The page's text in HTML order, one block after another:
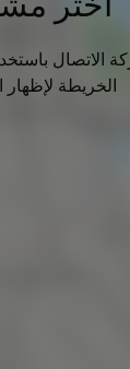
الاتصال
الخريطة لإظهار